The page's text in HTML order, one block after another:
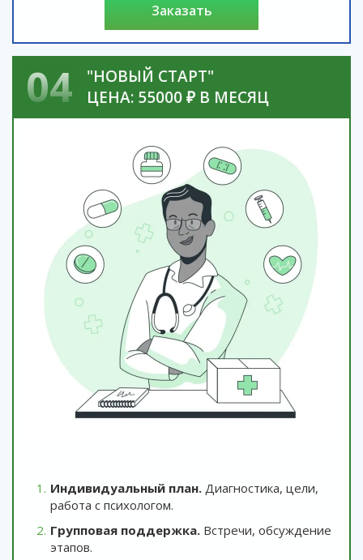
заказать
04
"НОВЫЙ СТАРТ"
ЦЕНА: 55000 ₽ В МЕСЯЦ
Индивидуальный план. Диагностика, цели,
работа с психологом.
Групповая поддержка. Встречи, обсуждение
этапов.